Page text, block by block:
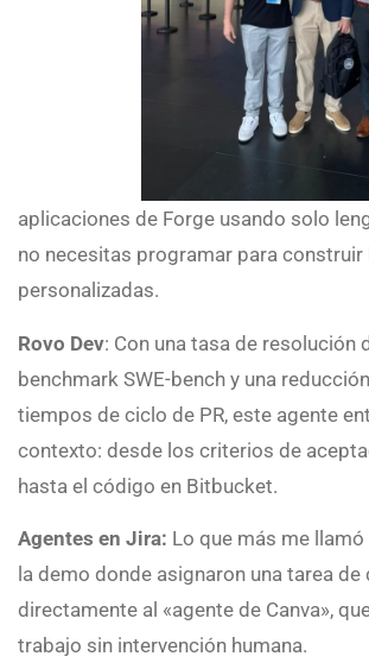
aplicaciones de Forge usando solo
no necesitas programar para construir
personalizadas.
Rovo Dev: Con una tasa de resolución
benchmark SWE-bench y una
tiempos de ciclo de PR, este agente
contexto: desde los criterios de
hasta el código en Bitbucket.
Agentes en Jira: Lo que más me
la demo donde asignaron una tarea de
directamente al «agente de Canva»,
trabajo sin intervención humana.